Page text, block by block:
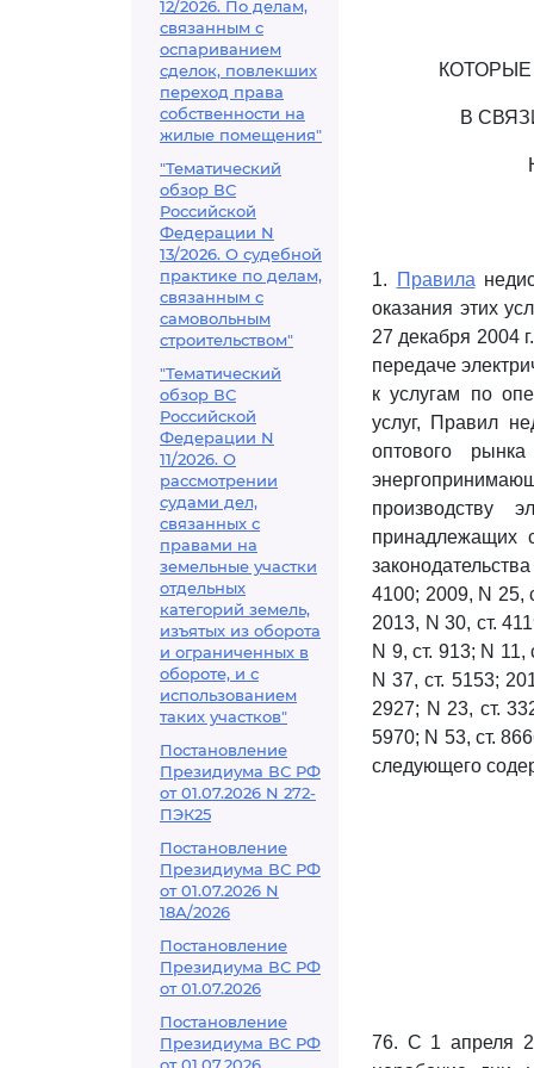
12/2026. По делам,
связанным с
оспариванием
сделок, повлекших
переход права
собственности на
жилые помещения"
"Тематический
обзор ВС
Российской
Федерации N
13/2026. О судебной
практике по делам,
связанным с
самовольным
строительством"
"Тематический
обзор ВС
Российской
Федерации N
11/2026. О
рассмотрении
судами дел,
связанных с
правами на
земельные участки
отдельных
категорий земель,
изъятых из оборота
и ограниченных в
обороте, и с
использованием
таких участков"
Постановление
Президиума ВС РФ
от 01.07.2026 N 272-
ПЭК25
Постановление
Президиума ВС РФ
от 01.07.2026 N
18А/2026
Постановление
Президиума ВС РФ
от 01.07.2026
Постановление
Президиума ВС РФ
В
1. Правила
оказания этих
27 декабря 2004
передаче
к услугам по
услуг, Правил
оптового
производству
принадлежащих
4100; 2009, N 25,
2013, N 30, ст.
N 9, ст. 913; N
N 37, ст. 5153;
2927; N 23, ст.
5970; N 53, ст.
следующего
76. С 1 апреля